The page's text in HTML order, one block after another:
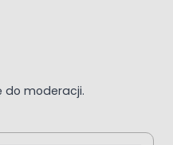
do moderacji.